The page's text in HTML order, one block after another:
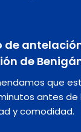
de
de
que
antes de
y comodidad.